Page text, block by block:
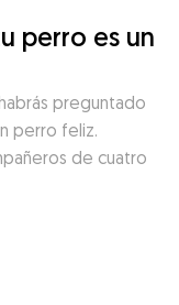
perro es un
preguntado
perro feliz.
de cuatro